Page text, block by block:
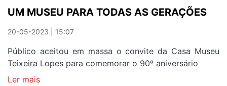
UM MUSEU PARA TODAS AS GERAÇÕES
20-05-2023 | 15:07
Público aceitou em massa o convite da Casa Museu
Teixeira Lopes para comemorar o 90º aniversário
Ler mais